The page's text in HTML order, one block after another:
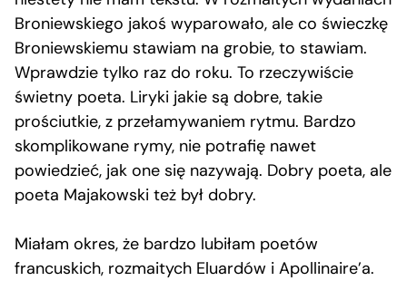
Broniewskiego jakoś wyparowało, ale co świeczkę
Broniewskiemu stawiam na grobie, to stawiam.
Wprawdzie tylko raz do roku. To rzeczywiście
świetny poeta. Liryki jakie są dobre, takie
prościutkie, z przełamywaniem rytmu. Bardzo
skomplikowane rymy, nie potrafię nawet
powiedzieć, jak one się nazywają. Dobry poeta, ale
poeta Majakowski też był dobry.
Miałam okres, że bardzo lubiłam poetów
francuskich, rozmaitych Eluardów i Apollinaire’a.